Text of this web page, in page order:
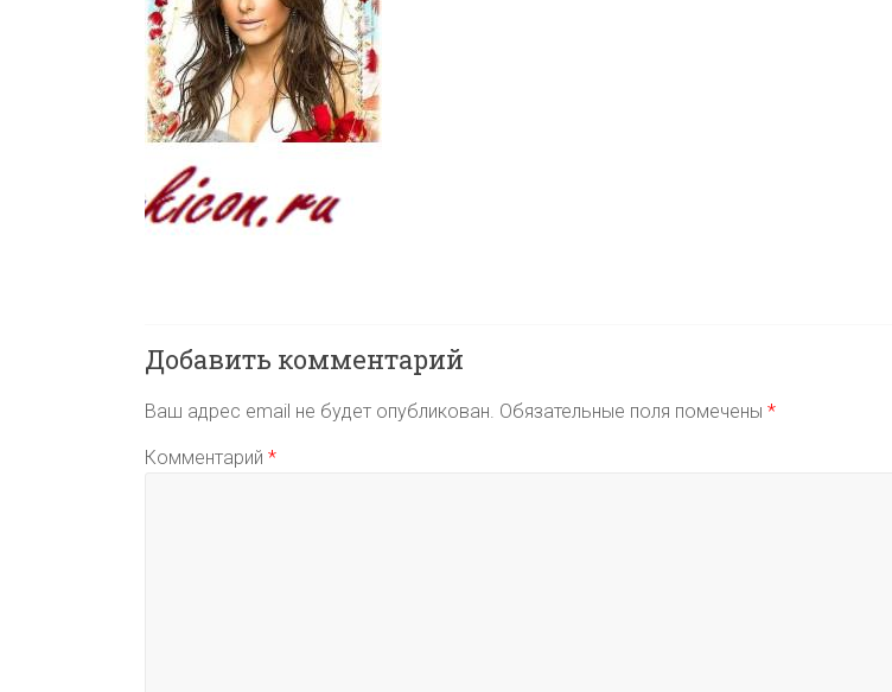
Добавить комментарий
Ваш адрес email не будет опубликован. Обязательные поля помечены *
Комментарий *